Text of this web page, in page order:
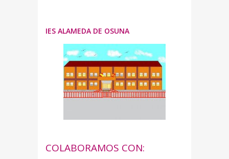
IES ALAMEDA DE OSUNA
COLABORAMOS CON: